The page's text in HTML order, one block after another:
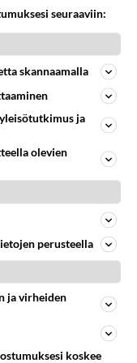
325
Martina Aitolehti on seurattu julkisuuden henkilö. Lähipiiriin mahtuu muitakin tunnettuja henkilöitä. Tiesitkö, että Ma
31
Näin tekisi ainakin Rydman seuratessaan idolinsa Trumpin mallia https://www.is.fi/politiikka/art-2000012187244.html
482
1102
63
965
73
952
seuraaviin:
skannaamalla
ja
olevien
perusteella
ja virheiden
koskee